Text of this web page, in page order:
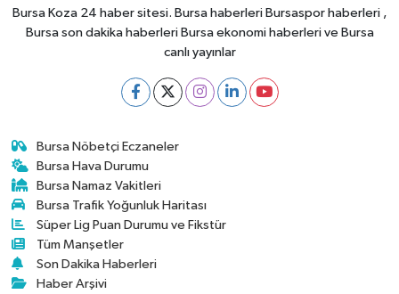
Bursa Koza 24 haber sitesi. Bursa haberleri Bursaspor haberleri ,
Bursa son dakika haberleri Bursa ekonomi haberleri ve Bursa
canlı yayınlar
Bursa Nöbetçi Eczaneler
Bursa Hava Durumu
Bursa Namaz Vakitleri
Bursa Trafik Yoğunluk Haritası
Süper Lig Puan Durumu ve Fikstür
Tüm Manşetler
Son Dakika Haberleri
Haber Arşivi